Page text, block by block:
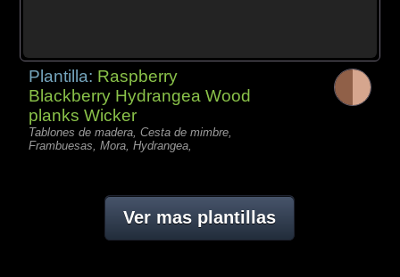
Plantilla: Raspberry
Blackberry Hydrangea Wood
planks Wicker
Tablones de madera, Cesta de mimbre,
Frambuesas, Mora, Hydrangea,
Ver mas plantillas